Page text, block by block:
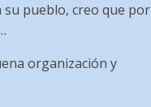
su pueblo, creo que por
organización y